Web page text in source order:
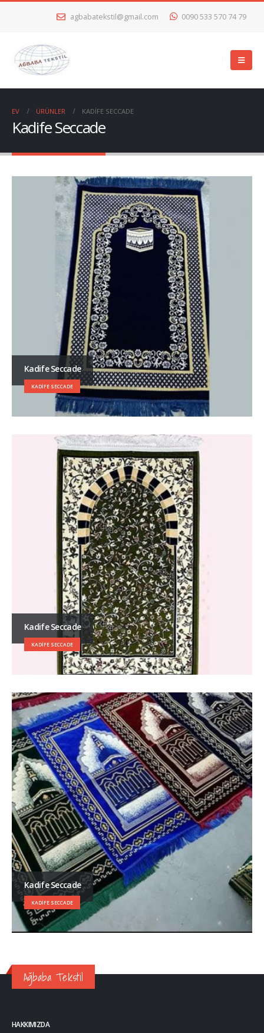
agbabatekstil@gmail.com 0090 533 570 74 79
EV ÜRÜNLER KADIFE SECCADE
Kadife Seccade
Kadife Seccade
KADIFE SECCADE
Kadife Seccade
KADIFE SECCADE
Kadife Seccade
KADIFE SECCADE
Ağbaba Tekstil
HAKKIMIZDA